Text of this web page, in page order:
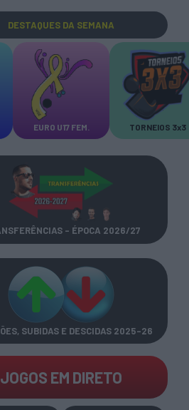
DESTAQUES DA SEMANA
EURO U17 FEM. TORNEIOS 3x3
- ÉPOCA 2026/27
SUBIDAS E DESCIDAS 2025-26
JOGOS EM DIRETO